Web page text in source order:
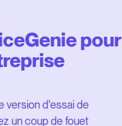
pour
version d'essai de
un coup de fouet